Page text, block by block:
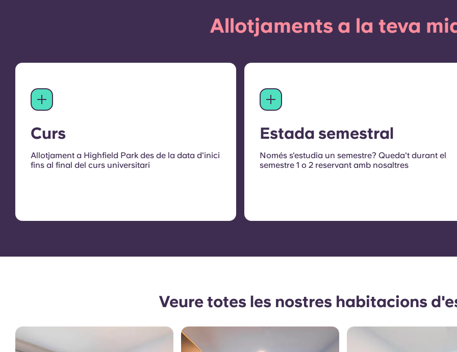
Allotjaments a la teva
Curs
Allotjament a Highfield Park des de la data d'inici
fins al final del curs universitari
Estada semestral
Només s'estudia un semestre? Queda't durant el
semestre 1 o 2 reservant amb nosaltres
Veure totes les nostres habitacions